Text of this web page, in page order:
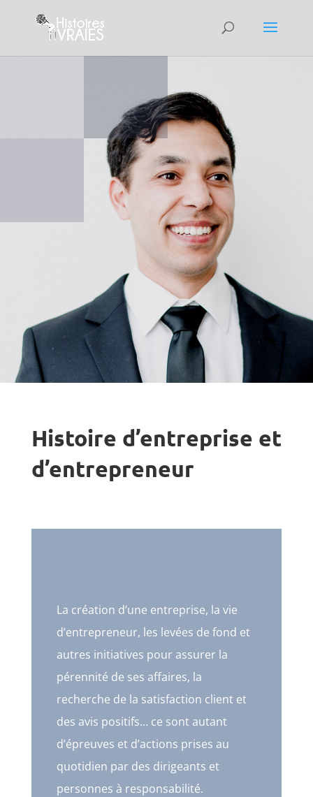
Histoire d’entreprise et
d’entrepreneur
La création d’une entreprise, la vie
d’entrepreneur, les levées de fond et
autres initiatives pour assurer la
pérennité de ses affaires, la
recherche de la satisfaction client et
des avis positifs… ce sont autant
d’épreuves et d’actions prises au
quotidien par des dirigeants et
personnes à responsabilité.